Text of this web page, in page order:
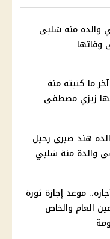
منه شلبى
وفاتها
ما كتبته منة
زيزي مصطفى
هند صبرى رحيل
والدة منة شلبي
موعد إجازة ثورة
للقطاعين العام والخاص